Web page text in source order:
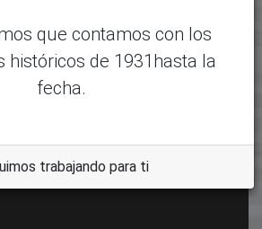
que contamos con los
históricos de 1931hasta la
fecha.
trabajando para ti